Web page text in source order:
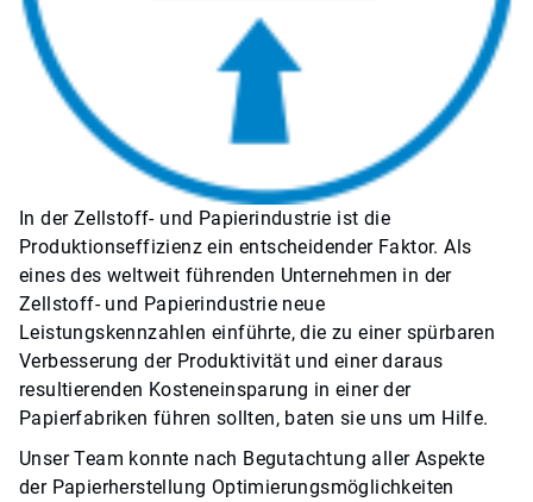
In der Zellstoff- und Papierindustrie ist die
Produktionseffizienz ein entscheidender Faktor. Als
eines des weltweit führenden Unternehmen in der
Zellstoff- und Papierindustrie neue
Leistungskennzahlen einführte, die zu einer spürbaren
Verbesserung der Produktivität und einer daraus
resultierenden Kosteneinsparung in einer der
Papierfabriken führen sollten, baten sie uns um Hilfe.
Unser Team konnte nach Begutachtung aller Aspekte
der Papierherstellung Optimierungsmöglichkeiten